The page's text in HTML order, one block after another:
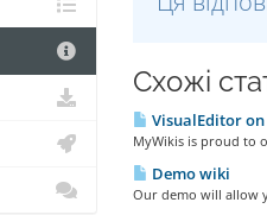
Схожі
VisualEditor
MyWikis is proud to
Demo wiki
Our demo will allow